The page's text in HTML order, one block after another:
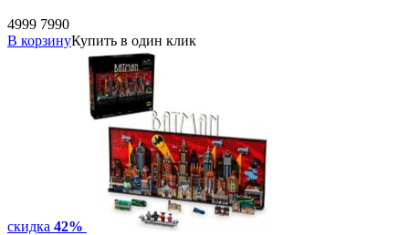
4999 7990
В корзинуКупить в один клик
скидка 42%